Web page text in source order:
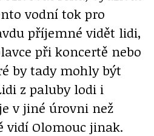
vodní tok pro
příjemné vidět lidi,
při koncertě nebo
by tady mohly být
z paluby lodi i
v jiné úrovni než
vidí Olomouc jinak.